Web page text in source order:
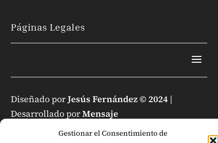
Gestionar el Consentimiento de
Páginas Legales
Diseñado porJesús Fernández © 2024 |
Desarrollado porMensaje